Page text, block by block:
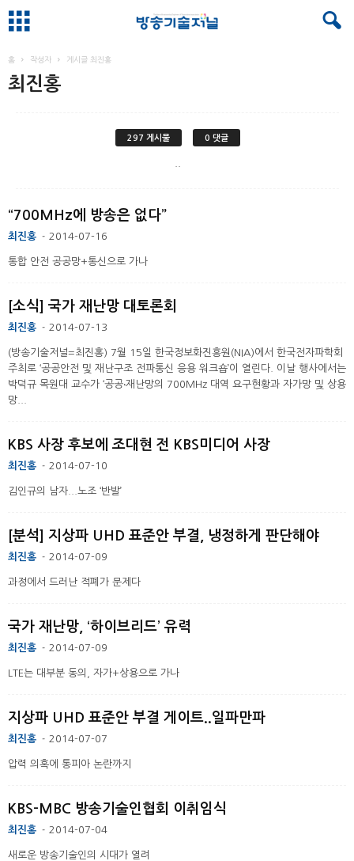
홈 작성자 게시글 최진홍
최진홍
297 게시물 0 댓글
“700MHz에 방송은 없다”
최진홍 - 2014-07-16
통합 안전 공공망+통신으로 가나
[소식] 국가 재난망 대토론회
최진홍 - 2014-07-13
(방송기술저널=최진홍) 7월 15일 한국정보화진흥원(NIA)에서 한국전자파학회
주최로 ‘공공안전 및 재난구조 전파통신 응용 워크숍’이 열린다. 이날 행사에서는
박덕규 목원대 교수가 ‘공공‧재난망의 700MHz 대역 요구현황과 자가망 및 상용
망...
KBS 사장 후보에 조대현 전 KBS미디어 사장
최진홍 - 2014-07-10
김인규의 남자...노조 ‘반발’
[분석] 지상파 UHD 표준안 부결, 냉정하게 판단해야
최진홍 - 2014-07-09
과정에서 드러난 적폐가 문제다
국가 재난망, ‘하이브리드’ 유력
최진홍 - 2014-07-09
LTE는 대부분 동의, 자가+상용으로 가나
지상파 UHD 표준안 부결 게이트..일파만파
최진홍 - 2014-07-07
압력 의혹에 통피아 논란까지
KBS-MBC 방송기술인협회 이취임식
최진홍 - 2014-07-04
새로운 방송기술인의 시대가 열려